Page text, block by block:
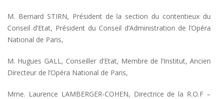
M. Bernard STIRN, Président de la section du contentieux du
Conseil d’Etat, Président du Conseil d’Administration de l’Opéra
National de Paris,
M. Hugues GALL, Conseiller d’Etat, Membre de l’Institut, Ancien
Directeur de l’Opéra National de Paris,
Mme. Laurence LAMBERGER-COHEN, Directrice de la R.O.F –